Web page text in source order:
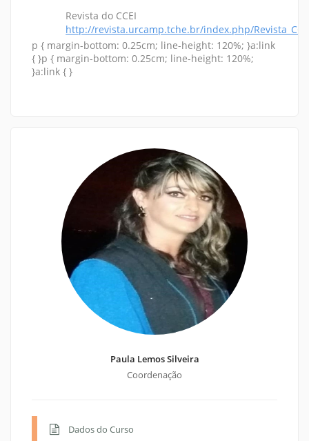
Revista do CCEI
http://revista.urcamp.tche.br/index.php/
p { margin-bottom: 0.25cm; line-height: 120%; }a:link
{ }p { margin-bottom: 0.25cm; line-height: 120%;
}a:link { }
Paula Lemos Silveira
Coordenação
Dados do Curso